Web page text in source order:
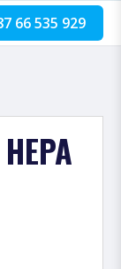
66 535 929